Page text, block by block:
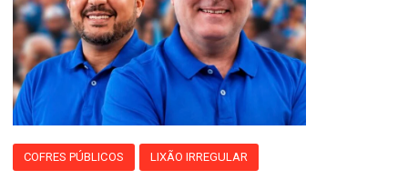
COFRES PÚBLICOS LIXÃO IRREGULAR